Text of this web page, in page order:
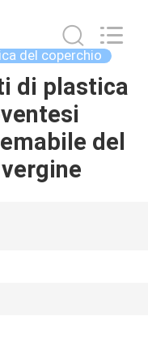
del coperchio
di plastica
del